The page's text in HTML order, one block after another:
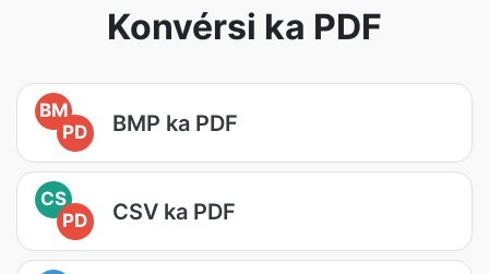
Konvérsi ka PDF
BM
PD
BMP ka PDF
CS
PD
CSV ka PDF